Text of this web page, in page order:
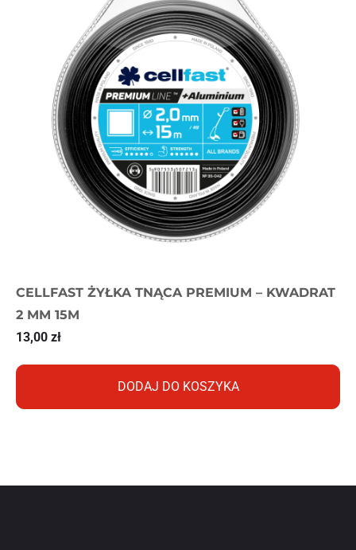
CELLFAST ŻYŁKA TNĄCA PREMIUM – KWADRAT
2 MM 15M
13,00 zł
DODAJ DO KOSZYKA